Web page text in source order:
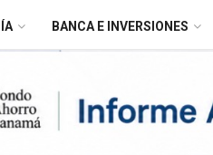
BANCA E INVERSIONES